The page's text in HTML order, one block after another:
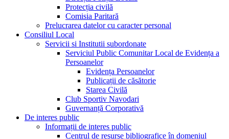
Protecția civilă
Comisia Paritară
Prelucrarea datelor cu caracter personal
Consiliul Local
Servicii si Institutii subordonate
Serviciul Public Comunitar Local de Evidența a
Persoanelor
Evidența Persoanelor
Publicații de căsătorie
Starea Civilă
Club Sportiv Navodari
Guvernanță Corporativă
De interes public
Informații de interes public
Centrul de resurse bibliografice în domeniul